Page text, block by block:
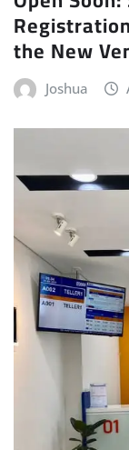
the New
Joshua